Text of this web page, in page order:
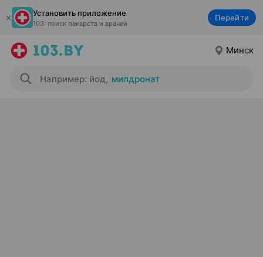
Установить приложение
103: поиск лекарств и врачей
Перейти
Минск
Например: йод, милдронат